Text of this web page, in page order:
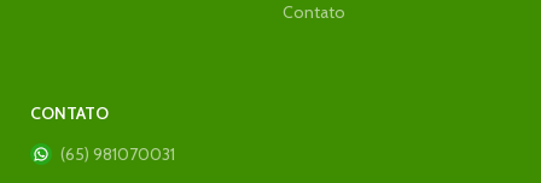
Contato
CONTATO
(65) 981070031